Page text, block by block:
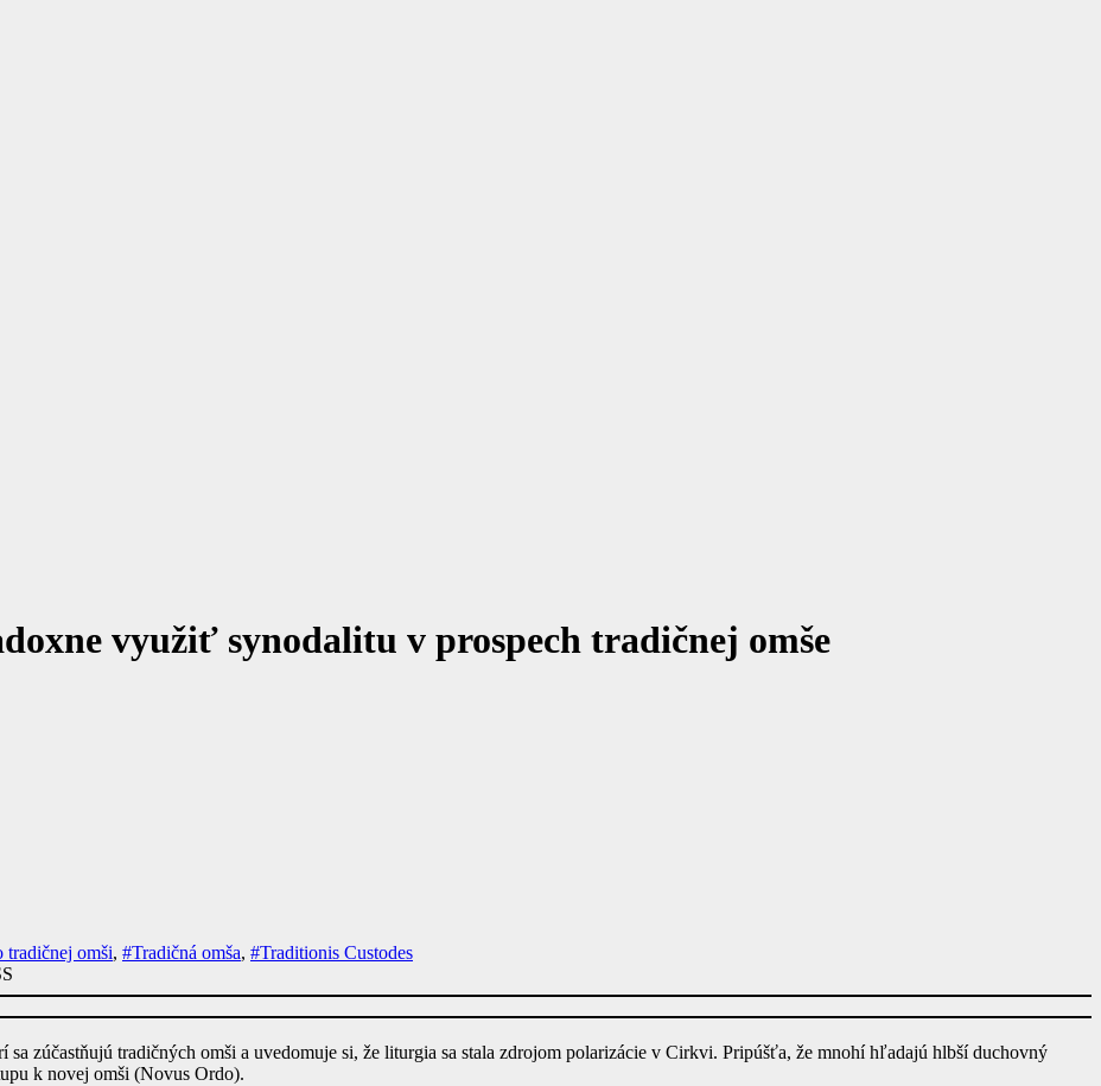
využiť synodalitu v prospech tradičnej omše
tradičnej omši, #Tradičná omša, #Traditionis Custodes
zúčastňujú tradičných omši a uvedomuje si, že liturgia sa stala zdrojom polarizácie v Cirkvi. Pripúšťa, že mnohí hľadajú hlbší duchovný
k novej omši (Novus Ordo).